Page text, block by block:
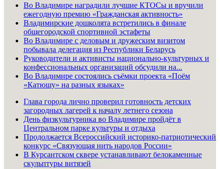
Во Владимире наградили лучшие КТОСы и вручили
ежегодную премию «Гражданская активность»
Владимирские дошколята встретились в финале
общегородской спортивной эстафеты
Во Владимире с деловым и дружеским визитом
побывала делегация из Республики Беларусь
Руководители и активисты национально-культурных и
конфессиональных организаций обсудили на...
Во Владимире состоялись съёмки проекта «Поём
«Катюшу» на разных языках»
Глава города лично проверил готовность детских
загородных лагерей к началу летнего сезона
День физкультурника во Владимире пройдёт в
Центральном парке культуры и отдыха
Продолжается Всероссийский историко-патриотический
конкурс «Связующая нить народов России»
В Курсантском сквере устанавливают белокаменные
скульптуры витязей